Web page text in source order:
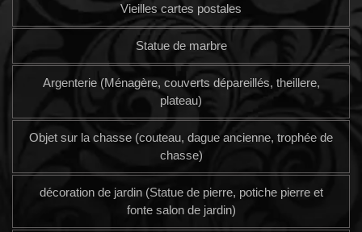
Vieilles cartes postales
Statue de marbre
Argenterie (Ménagère, couverts dépareillés, theillere,
plateau)
Objet sur la chasse (couteau, dague ancienne, trophée de
chasse)
décoration de jardin (Statue de pierre, potiche pierre et
fonte salon de jardin)